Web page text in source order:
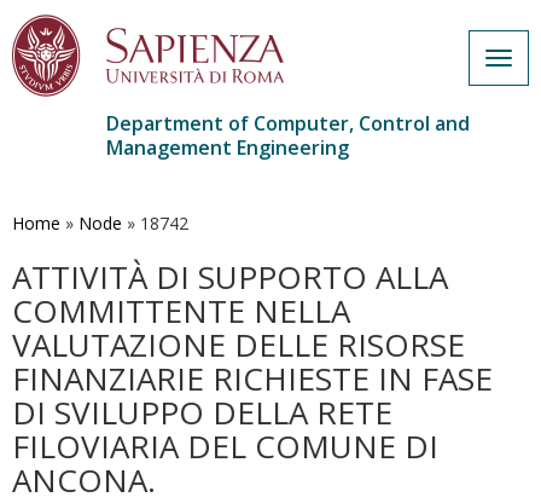
main
Department of Computer, Control and
Management Engineering
Home » Node » 18742
ATTIVITÀ DI SUPPORTO ALLA
COMMITTENTE NELLA
VALUTAZIONE DELLE RISORSE
FINANZIARIE RICHIESTE IN FASE
DI SVILUPPO DELLA RETE
FILOVIARIA DEL COMUNE DI
ANCONA.